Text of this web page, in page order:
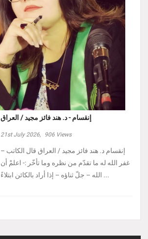
إنقسام - د. هند فائز مجيد / العراق
21st July 2026, 906 Views
إنقسام د. هند فائز مجيد / العراق ‏قال الكاتب –
غفر الله له ما تقدّم من نظره وما تأخّر :- ‏اعلمْ أن
الله – جلّ ثناؤه – إذا أراد بالكائن ابتلاءً ...